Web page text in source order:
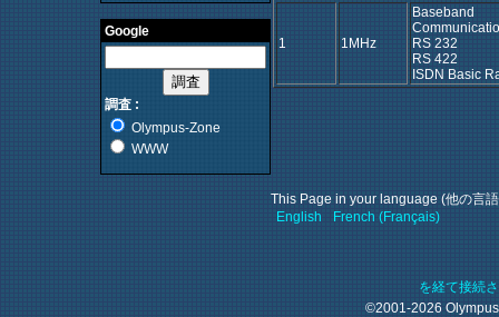
Google
調査 :
Olympus-Zone
WWW
1 1MHz
Baseband
RS 232
RS 422
ISDN Basic
This Page in your language (他の言
English
French (Français)
を経て接続
©2001-2026